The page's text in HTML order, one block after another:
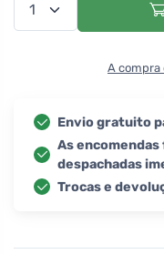
A compra
Envio gratuito
As
despachadas
Trocas e